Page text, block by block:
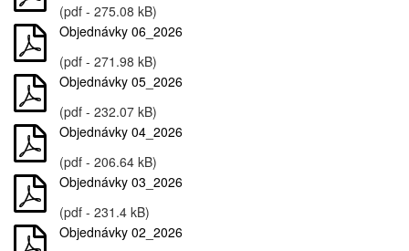
(pdf - 275.08 kB)
Objednávky 06_2026
(pdf - 271.98 kB)
Objednávky 05_2026
(pdf - 232.07 kB)
Objednávky 04_2026
(pdf - 206.64 kB)
Objednávky 03_2026
(pdf - 231.4 kB)
Objednávky 02_2026